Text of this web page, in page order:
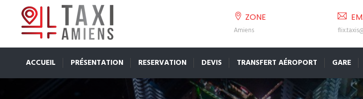
ZONE
Amiens
ACCUEIL PRÉSENTATION RESERVATION DEVIS TRANSFERT AÉROPORT GARE